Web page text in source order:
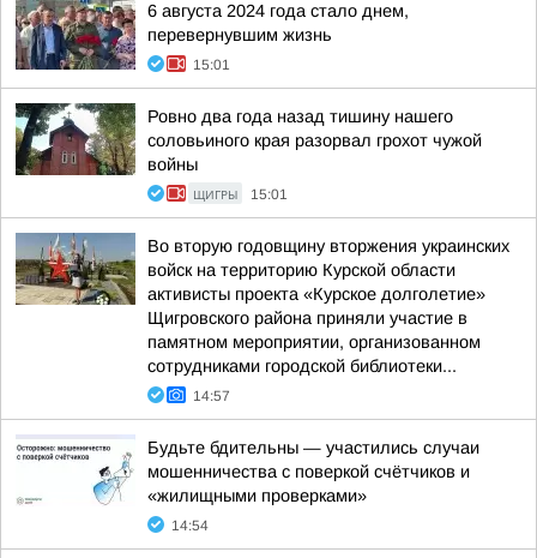
6 августа 2024 года стало днем,
перевернувшим жизнь
15:01
Ровно два года назад тишину нашего
соловьиного края разорвал грохот чужой
войны
ЩИГРЫ 15:01
Во вторую годовщину вторжения украинских
войск на территорию Курской области
активисты проекта «Курское долголетие»
Щигровского района приняли участие в
памятном мероприятии, организованном
сотрудниками городской библиотеки...
14:57
Будьте бдительны — участились случаи
мошенничества с поверкой счётчиков и
«жилищными проверками»
14:54